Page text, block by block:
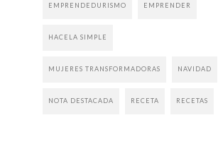
EMPRENDEDURISMO EMPRENDER
HACELA SIMPLE
MUJERES TRANSFORMADORAS NAVIDAD
NOTA DESTACADA RECETA RECETAS